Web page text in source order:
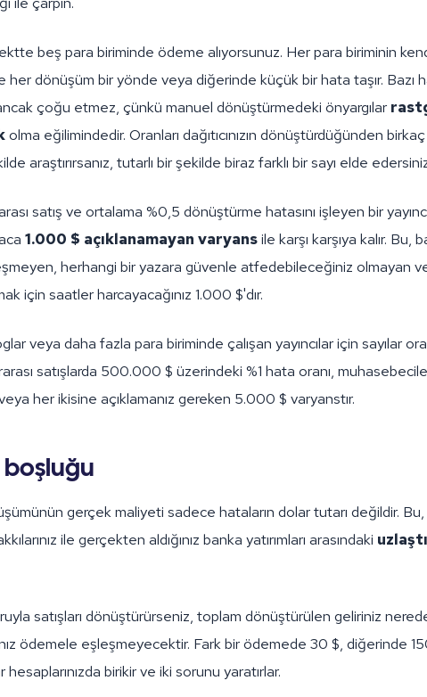
beş para biriminde ödeme alıyorsunuz. Her para biriminin
her dönüşüm bir yönde veya diğerinde küçük bir hata taşır. Bazı
çoğu etmez, çünkü manuel dönüştürmedeki önyargılar
olma eğilimindedir. Oranları dağıtıcınızın dönüştürdüğünden
araştırırsanız, tutarlı bir şekilde biraz farklı bir sayı elde
satış ve ortalama %0,5 dönüştürme hatasını işleyen bir
1.000 $ açıklanamayan varyansile karşı karşıya kalır. Bu,
herhangi bir yazara güvenle atfedebileceğiniz olmayan
için saatler harcayacağınız 1.000 $'dır.
veya daha fazla para biriminde çalışan yayıncılar için sayılar
satışlarda 500.000 $ üzerindeki %1 hata oranı,
her ikisine açıklamanız gereken 5.000 $ varyanstır.
boşluğu
gerçek maliyeti sadece hataların dolar tutarı değildir. Bu,
ile gerçekten aldığınız banka yatırımları arasındaki
satışları dönüştürürseniz, toplam dönüştürülen geliriniz
ödemele eşleşmeyecektir. Fark bir ödemede 30 $, diğerinde
birikir ve iki sorunu yaratırlar.